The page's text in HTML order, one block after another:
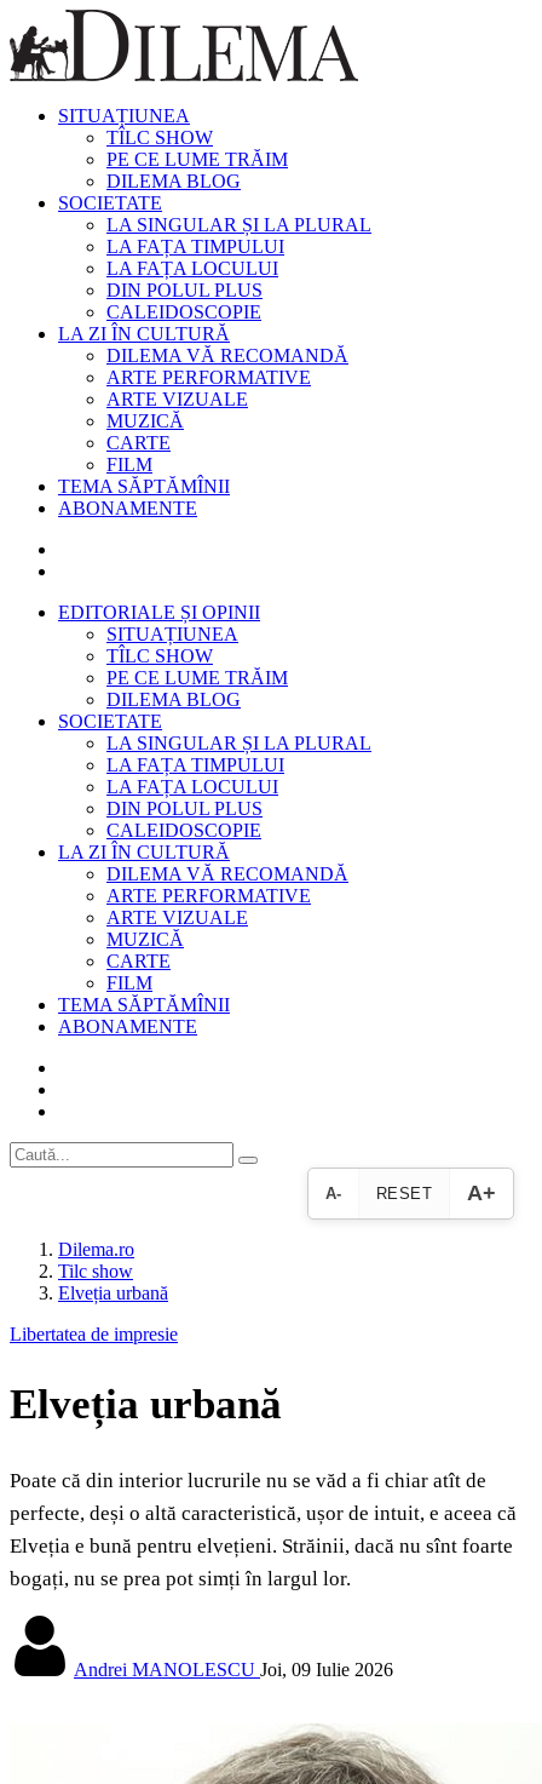
SITUAȚIUNEA
TÎLC SHOW
PE CE LUME TRĂIM
DILEMA BLOG
SOCIETATE
LA SINGULAR ȘI LA PLURAL
LA FAȚA TIMPULUI
LA FAȚA LOCULUI
DIN POLUL PLUS
CALEIDOSCOPIE
LA ZI ÎN CULTURĂ
DILEMA VĂ RECOMANDĂ
ARTE PERFORMATIVE
ARTE VIZUALE
MUZICĂ
CARTE
FILM
TEMA SĂPTĂMÎNII
ABONAMENTE
EDITORIALE ȘI OPINII
SITUAȚIUNEA
TÎLC SHOW
PE CE LUME TRĂIM
DILEMA BLOG
SOCIETATE
LA SINGULAR ȘI LA PLURAL
LA FAȚA TIMPULUI
LA FAȚA LOCULUI
DIN POLUL PLUS
CALEIDOSCOPIE
LA ZI ÎN CULTURĂ
DILEMA VĂ RECOMANDĂ
ARTE PERFORMATIVE
ARTE VIZUALE
MUZICĂ
CARTE
FILM
TEMA SĂPTĂMÎNII
ABONAMENTE
A- RESET A+
Dilema.ro
Tilc show
Elveția urbană
Libertatea de impresie
Elveția urbană
Poate că din interior lucrurile nu se văd a fi chiar atît de
perfecte, deși o altă caracteristică, ușor de intuit, e aceea că
Elveția e bună pentru elvețieni. Străinii, dacă nu sînt foarte
bogați, nu se prea pot simți în largul lor.
Andrei MANOLESCU Joi, 09 Iulie 2026